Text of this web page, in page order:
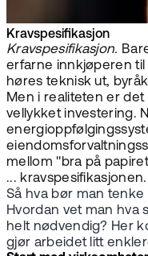
Kravspesifikasjon
Kravspesifikasjon.
erfarne innkjøperen til
høres teknisk ut,
Men i realiteten er
vellykket investering.
mellom "bra på
... kravspesifikasjonen.
Så hva bør man
Hvordan vet man hva
helt nødvendig? Her
gjør arbeidet litt